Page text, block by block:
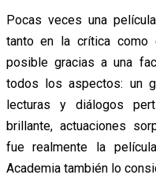
Pocas veces una
tanto en la crítica
posible gracias a una
todos los aspectos: un
lecturas y diálogos
brillante, actuaciones
fue realmente la
Academia también lo